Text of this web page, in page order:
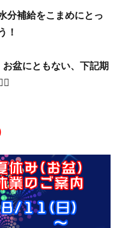
分補給をこまめにとっ
！
盆にともない、下記期